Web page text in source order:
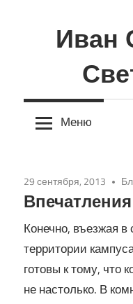
содержимому
Иван
Меню
29 сентября, 2013
Конечно, въезжая
территории
готовы к тому, что
не настолько. В